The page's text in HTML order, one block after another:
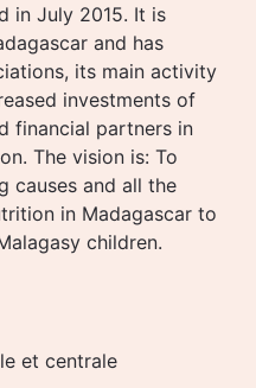
in July 2015. It is
and has
its main activity
investments of
financial partners in
The vision is: To
causes and all the
in Madagascar to
children.
et centrale